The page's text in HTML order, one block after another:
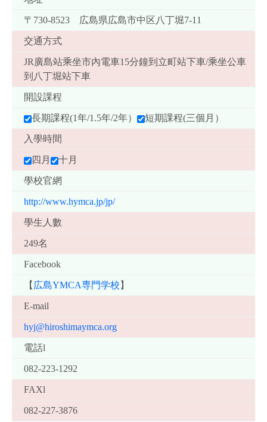
〒730-8523 広島県広島市中区八丁堀7-11
交通方式
JR廣島站乘坐市內電車15分鐘到立町站下車/乘坐公車
到八丁堀站下車
開設課程
長期課程(1年/1.5年/2年） 短期課程(三個月）
入學時間
四月 十月
學校官網
http://www.hymca.jp/jp/
學生人數
249名
Facebook
【 広島YMCA専門学校 】
E-mail
hyj@hiroshimaymca.org
電話l
082-223-1292
FAXl
082-227-3876